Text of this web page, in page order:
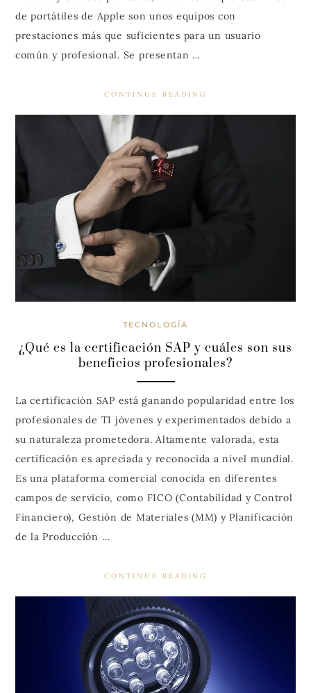
de portátiles de Apple son unos equipos con
prestaciones más que suficientes para un usuario
común y profesional. Se presentan …
CONTINUE READING
TECNOLOGÍA
¿Qué es la certificación SAP y cuáles son sus
beneficios profesionales?
La certificación SAP está ganando popularidad entre los
profesionales de TI jóvenes y experimentados debido a
su naturaleza prometedora. Altamente valorada, esta
certificación es apreciada y reconocida a nivel mundial.
Es una plataforma comercial conocida en diferentes
campos de servicio, como FICO (Contabilidad y Control
Financiero), Gestión de Materiales (MM) y Planificación
de la Producción …
CONTINUE READING